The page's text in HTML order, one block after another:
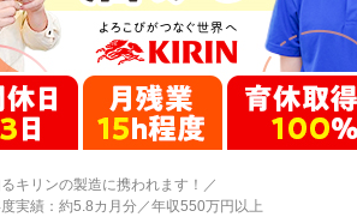
キリンの製造に携われます！／
実績：約5.8カ月分／年収550万円以上